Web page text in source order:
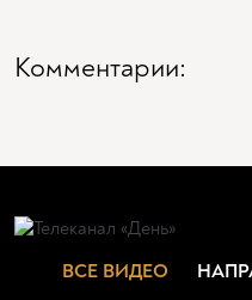
Комментарии:
ВСЕ ВИДЕО